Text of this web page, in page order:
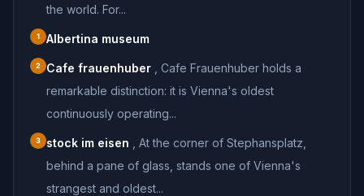
the world. For...
1 Albertina museum
2 Cafe frauenhuber
Cafe Frauenhuber holds a
remarkable distinction: it is Vienna's oldest
continuously operating...
3 stock im eisen
At the corner of Stephansplatz,
behind a pane of glass, stands one of Vienna's
strangest and oldest...